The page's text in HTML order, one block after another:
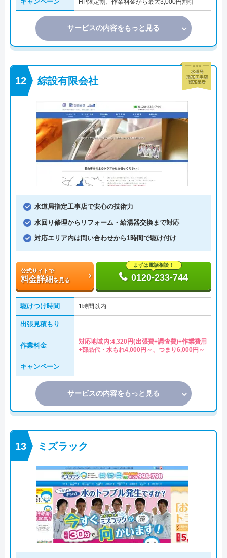
HP限定割、作業料金から最大3,000円割引
サービスの内容をもっと見る
綜設有限会社
水道局指定工事店で安心の技術力
水回り修理からリフォーム・給湯器交換まで対応
対応エリア内は問い合わせから1時間で駆け付け
公式サイトで
料金詳細を見る
まずは電話相談！
0120-233-744
駆けつけ時間 1時間以内
出張見積もり
作業料金
対応地域内:4,320円(出張費+調査費)+作業費用
+部品代・水もれ4,000円～、つまり6,000円～
キャンペーン
サービスの内容をもっと見る
ミズラック